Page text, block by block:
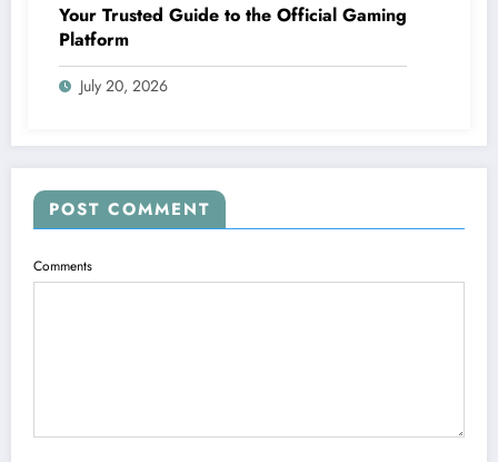
Your Trusted Guide to the Official Gaming
Platform
July 20, 2026
POST COMMENT
Comments